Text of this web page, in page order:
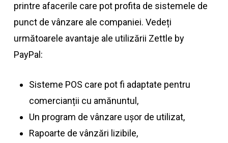
printre afacerile care pot profita de sistemele de
punct de vânzare ale companiei. Vedeți
următoarele avantaje ale utilizării Zettle by
PayPal:
Sisteme POS care pot fi adaptate pentru
comercianții cu amănuntul,
Un program de vânzare ușor de utilizat,
Rapoarte de vânzări lizibile,